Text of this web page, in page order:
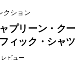
クション
プリーン・ク
ィック・シャツ
レビュー